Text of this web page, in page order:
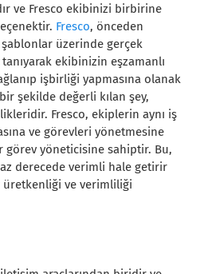
ve Fresco ekibinizi birbirine
Fresco, önceden
şablonlar üzerinde gerçek
ekibinizin eşzamanlı
işbirliği yapmasına olanak
şekilde değerli kılan şey,
Fresco, ekiplerin aynı iş
ve görevleri yönetmesine
görev yöneticisine sahiptir. Bu,
derecede verimli hale getirir
ve verimliliği